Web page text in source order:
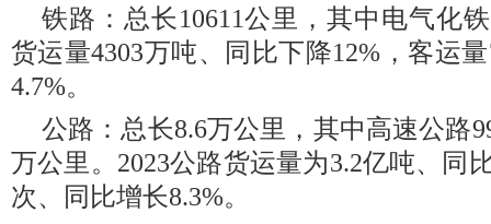
铁路：总长10611公里，其中电气化
货运量4303万吨、同比下降12%，客运
4.7%。
公路：总长8.6万公里，其中高速公路
万公里。2023公路货运量为3.2亿吨、同
次、同比增长8.3%。